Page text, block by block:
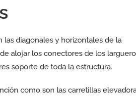
diagonales y horizontales de la
alojar los conectores de los
soporte de toda la estructura.
como son las carretillas